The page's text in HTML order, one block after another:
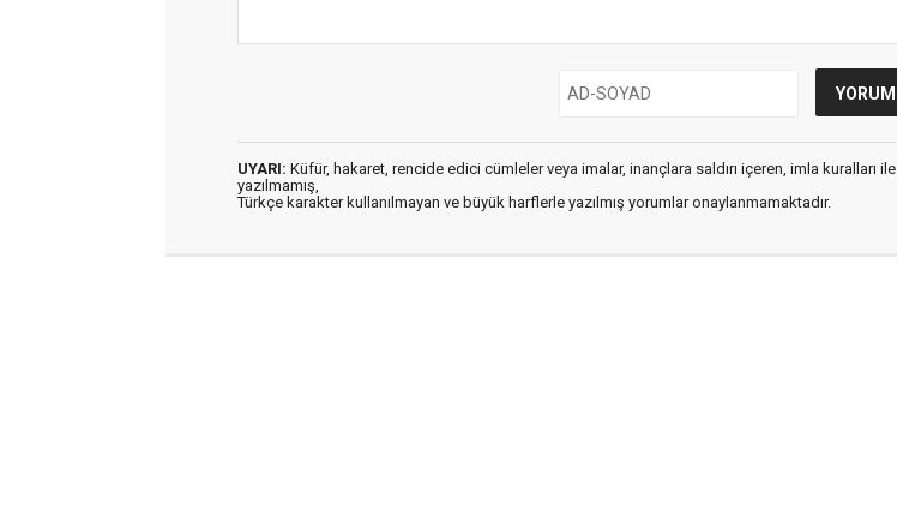
UYARI: Küfür, hakaret, rencide edici cümleler veya imalar, inançlara saldırı içeren, imla kuralları ile
yazılmamış,
Türkçe karakter kullanılmayan ve büyük harflerle yazılmış yorumlar onaylanmamaktadır.